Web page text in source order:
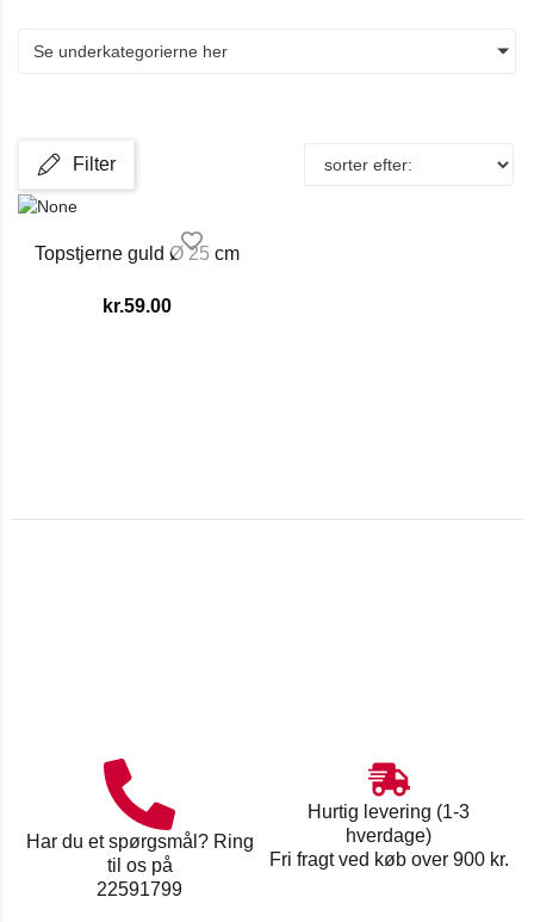
Se underkategorierne her
Filter
Topstjerne guld Ø 25 cm
kr.59.00
Har du et spørgsmål? Ring
til os på
22591799
Hurtig levering (1-3
hverdage)
Fri fragt ved køb over 900 kr.